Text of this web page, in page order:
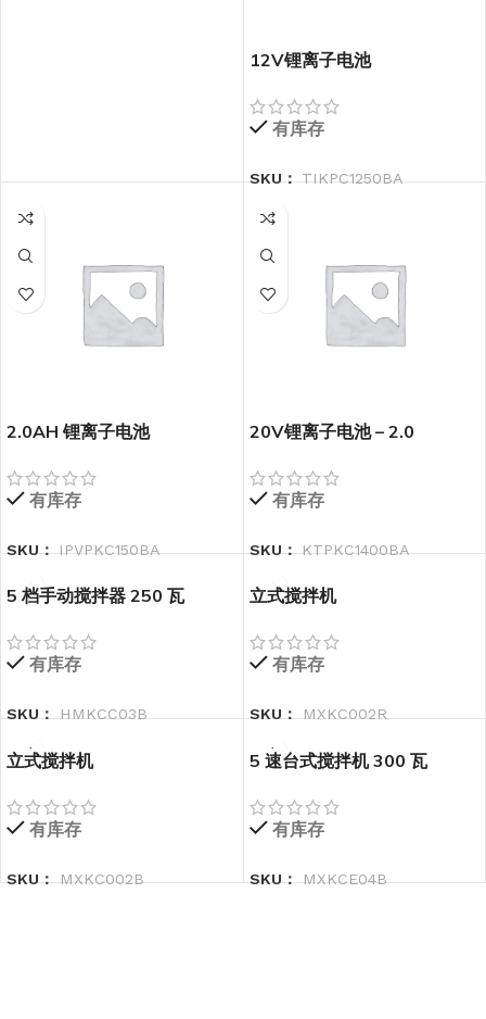
12V锂离子电池
有库存
SKU：TIKPC1250BA
2.0AH 锂离子电池
有库存
SKU：IPVPKC150BA
20V锂离子电池 – 2.0
有库存
SKU：KTPKC1400BA
5 档手动搅拌器 250 瓦
有库存
SKU： HMKCC03B
立式搅拌机
有库存
SKU： MXKC002R
立式搅拌机
有库存
SKU： MXKC002B
5 速台式搅拌机 300 瓦
有库存
SKU： MXKCE04B